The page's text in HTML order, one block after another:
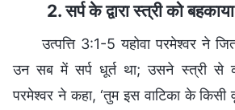
2. सर्प के द्वारा स्त्री को
उत्पत्ति 3:1-5 यहोवा परमेश्वर ने
उन सब में सर्प धूर्त था; उसने स्त्री से
परमेश्वर ने कहा, ‘तुम इस वाटिका के किसी